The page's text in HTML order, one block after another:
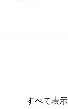
すべて表示